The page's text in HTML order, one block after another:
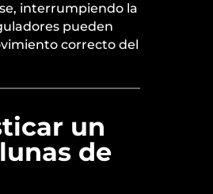
interrumpiendo la
pueden
correcto del
un
de